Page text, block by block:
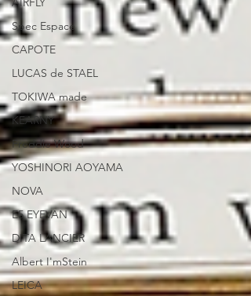
Spec Espace
CAPOTE
LUCAS de STAEL
TOKIWA made
KEARNY
Freddie Wood
YOSHINORI AOYAMA
NOVA
E5 EYEVAN
DITA LANCIER
Albert I'mStein
LEICA